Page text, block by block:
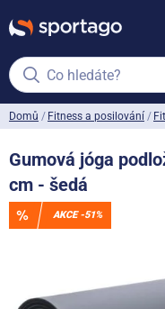
Co hledáte?
Domů Fitness a posilování
Gumová jóga
cm - šedá
AKCE -51%